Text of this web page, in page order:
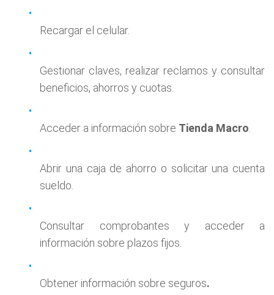
Recargar el celular.
Gestionar claves, realizar reclamos y consultar
beneficios, ahorros y cuotas.
Acceder a información sobre Tienda Macro
Abrir una caja de ahorro o solicitar una cuenta
sueldo.
Consultar comprobantes y acceder a
información sobre plazos fijos.
Obtener información sobre seguros.